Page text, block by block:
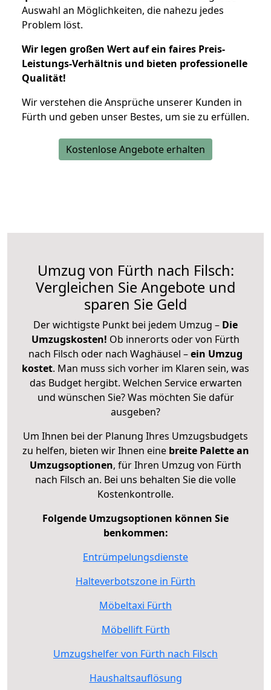
Auswahl an Möglichkeiten, die nahezu jedes
Problem löst.
Wir legen großen Wert auf ein faires Preis-
Leistungs-Verhältnis und bieten professionelle
Qualität!
Wir verstehen die Ansprüche unserer Kunden in
Fürth und geben unser Bestes, um sie zu erfüllen.
Kostenlose Angebote erhalten
Umzug von Fürth nach Filsch:
Vergleichen Sie Angebote und
sparen Sie Geld
Der wichtigste Punkt bei jedem Umzug – Die
Umzugskosten! Ob innerorts oder von Fürth
nach Filsch oder nach Waghäusel –ein Umzug
kostet. Man muss sich vorher im Klaren sein, was
das Budget hergibt. Welchen Service erwarten
und wünschen Sie? Was möchten Sie dafür
ausgeben?
Um Ihnen bei der Planung Ihres Umzugsbudgets
zu helfen, bieten wir Ihnen eine breite Palette an
Umzugsoptionen, für Ihren Umzug von Fürth
nach Filsch an. Bei uns behalten Sie die volle
Kostenkontrolle.
Folgende Umzugsoptionen können Sie
benkommen:
Entrümpelungsdienste
Halteverbotszone in Fürth
Möbeltaxi Fürth
Möbellift Fürth
Umzugshelfer von Fürth nach Filsch
Haushaltsauflösung